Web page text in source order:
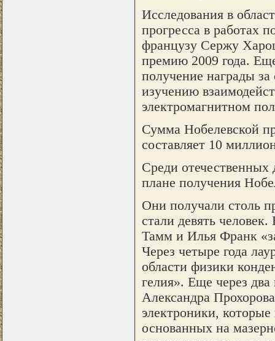
Исследования в
прогресса в работах
французу Сержу
премию 2009 года.
получение награды
изучению
электромагнитном
Сумма Нобелевской
составляет 10
Среди
плане получения
Они получали столь
стали девять
Тамм и Илья Франк
Через четыре года
области физики
гелия». Еще через
Александра
электроники,
основанных на